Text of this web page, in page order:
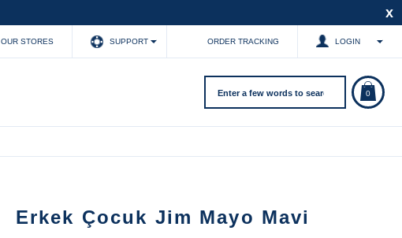
x
OUR STORES SUPPORT ORDER TRACKING LOGIN
0
Erkek Çocuk Jim Mayo Mavi